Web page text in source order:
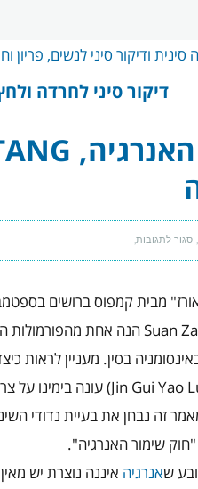
דיקור סיני לחרדה
סגור לתגובותעל
שימור
REN
TANG
בנדודי
שינה
ברושים בספטמבר 2009 מטעם חברת "זן
Suan הנה אחת מהפורמולות
בסין. מעניין לראות כיצד
Jin Gui Yao) עונה בימינו על
זה נבחן את בעיית נדודי
שימור האנרגיה".
שאנרגיה איננה נוצרת יש